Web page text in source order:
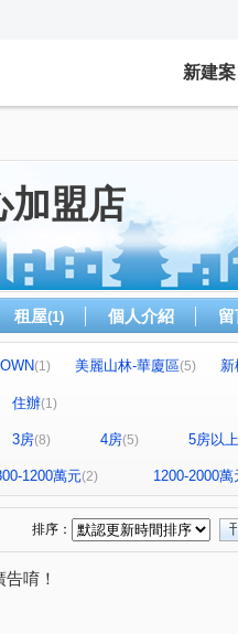
新建案
加盟店
租屋(1) 個人介紹
(1) 美麗山林-華廈區(5)
(1)
天廈(1) 台五福星大廈
新台
橫科路(1) 勤進路 (1)
南興
和平街(1) 龍安路(1) 復興
住辦(1)
3房(8) 4房(5) 5房以上
1200萬元(2) 1200-2000萬
排序：
唷！